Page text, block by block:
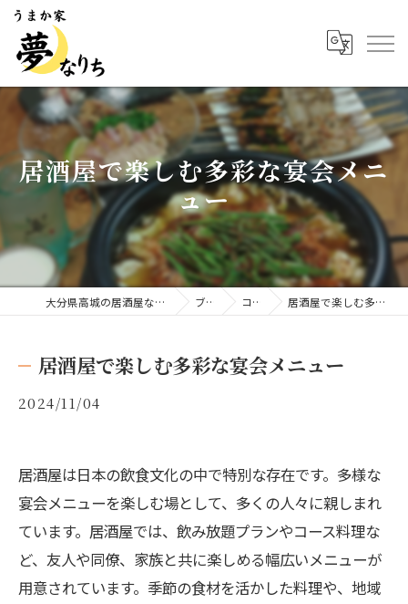
居酒屋で楽しむ多彩な宴会メニ
ュー
大分県高城の居酒屋ならうまか家 夢なりち ブログ コラム 居酒屋で楽しむ多彩な宴会メニュー
居酒屋で楽しむ多彩な宴会メニュー
2024/11/04
居酒屋は日本の飲食文化の中で特別な存在です。多様な
宴会メニューを楽しむ場として、多くの人々に親しまれ
ています。居酒屋では、飲み放題プランやコース料理な
ど、友人や同僚、家族と共に楽しめる幅広いメニューが
用意されています。季節の食材を活かした料理や、地域